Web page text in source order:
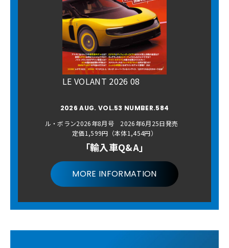
LE VOLANT 2026 08
2026 AUG. VOL.53 NUMBER.584
ル・ボラン2026年8月号 2026年6月25日発売
定価1,599円（本体1,454円）
「輸入車Q&A」
MORE INFORMATION